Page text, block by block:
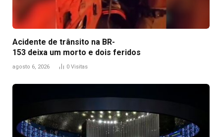
Acidente de trânsito na BR-
153 deixa um morto e dois feridos
agosto 6, 2026 0 Visitas